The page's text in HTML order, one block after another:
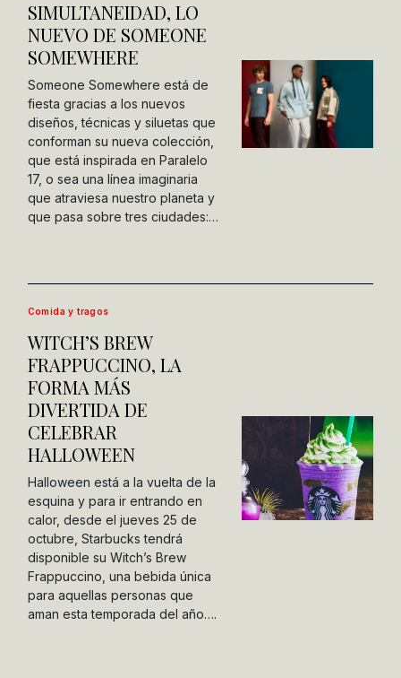
SIMULTANEIDAD, LO
NUEVO DE SOMEONE
SOMEWHERE
Someone Somewhere está de
fiesta gracias a los nuevos
diseños, técnicas y siluetas que
conforman su nueva colección,
que está inspirada en Paralelo
17, o sea una línea imaginaria
que atraviesa nuestro planeta y
que pasa sobre tres ciudades:…
Comida y tragos
WITCH’S BREW
FRAPPUCCINO, LA
FORMA MÁS
DIVERTIDA DE
CELEBRAR
HALLOWEEN
Halloween está a la vuelta de la
esquina y para ir entrando en
calor, desde el jueves 25 de
octubre, Starbucks tendrá
disponible su Witch’s Brew
Frappuccino, una bebida única
para aquellas personas que
aman esta temporada del año….